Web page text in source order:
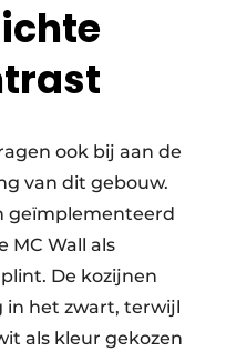
ook bij aan de
van dit gebouw.
geïmplementeerd
MC Wall als
De kozijnen
in het zwart, terwijl
als kleur gekozen